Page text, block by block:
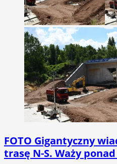
FOTO Gigantyczny
trasę N-S. Waży